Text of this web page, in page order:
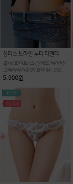
심리스 노라인 누디 티팬티
블랙/화이트/스킨/레드 네이비/
그레이바이옷렛/호피 M~2XL
5,900원